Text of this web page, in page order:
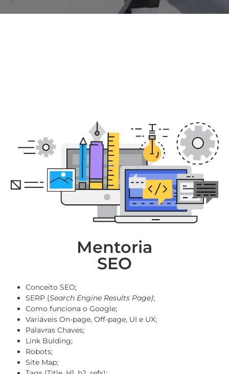
Mentoria
SEO
Conceito SEO;
SERP (Search Engine Results Page);
Como funciona o Google;
Variáveis On-page, Off-page, UI e UX;
Palavras Chaves;
Link Bulding;
Robots;
Site Map;